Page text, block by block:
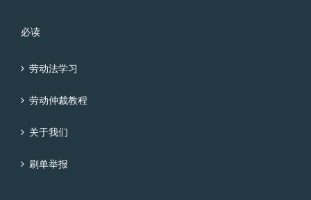
必读
劳动法学习
劳动仲裁教程
关于我们
刷单举报